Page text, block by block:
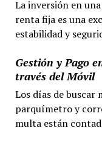
La inversión en
renta fija es una
estabilidad y
Gestión y Pago
través del Móvil
Los días de buscar
parquímetro y
multa están